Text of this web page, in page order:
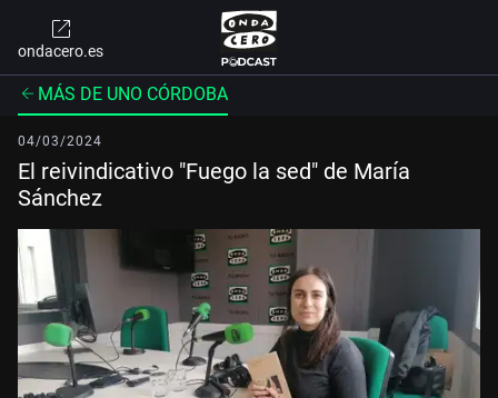
ondacero.es
MÁS DE UNO CÓRDOBA
04/03/2024
El reivindicativo "Fuego la sed" de María
Sánchez